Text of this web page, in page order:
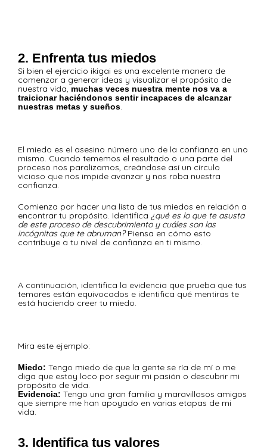
2. Enfrenta tus miedos
Si bien el ejercicio ikigai es una excelente manera de
comenzar a generar ideas y visualizar el propósito de
nuestra vida, muchas veces nuestra mente nos va a
traicionar haciéndonos sentir incapaces de alcanzar
nuestras metas y sueños.
El miedo es el asesino número uno de la confianza en uno
mismo. Cuando tememos el resultado o una parte del
proceso nos paralizamos, creándose así un círculo
vicioso que nos impide avanzar y nos roba nuestra
confianza.
Comienza por hacer una lista de tus miedos en relación a
encontrar tu propósito. Identifica ¿qué es lo que te asusta
de este proceso de descubrimiento y cuáles son las
incógnitas que te abruman?Piensa en cómo esto
contribuye a tu nivel de confianza en ti mismo.
A continuación, identifica la evidencia que prueba que tus
temores están equivocados e identifica qué mentiras te
está haciendo creer tu miedo.
Mira este ejemplo:
Miedo: Tengo miedo de que la gente se ría de mí o me
diga que estoy loco por seguir mi pasión o descubrir mi
propósito de vida.
Evidencia: Tengo una gran familia y maravillosos amigos
que siempre me han apoyado en varias etapas de mi
vida.
3. Identifica tus valores